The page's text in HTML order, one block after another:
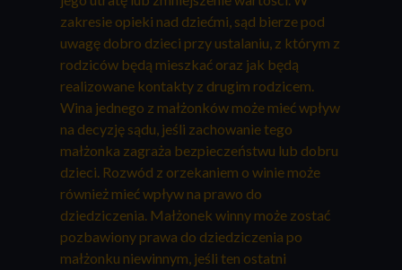
zakresie opieki nad dziećmi, sąd bierze pod
uwagę dobro dzieci przy ustalaniu, z którym z
rodziców będą mieszkać oraz jak będą
realizowane kontakty z drugim rodzicem.
Wina jednego z małżonków może mieć wpływ
na decyzję sądu, jeśli zachowanie tego
małżonka zagraża bezpieczeństwu lub dobru
dzieci. Rozwód z orzekaniem o winie może
również mieć wpływ na prawo do
dziedziczenia. Małżonek winny może zostać
pozbawiony prawa do dziedziczenia po
małżonku niewinnym, jeśli ten ostatni